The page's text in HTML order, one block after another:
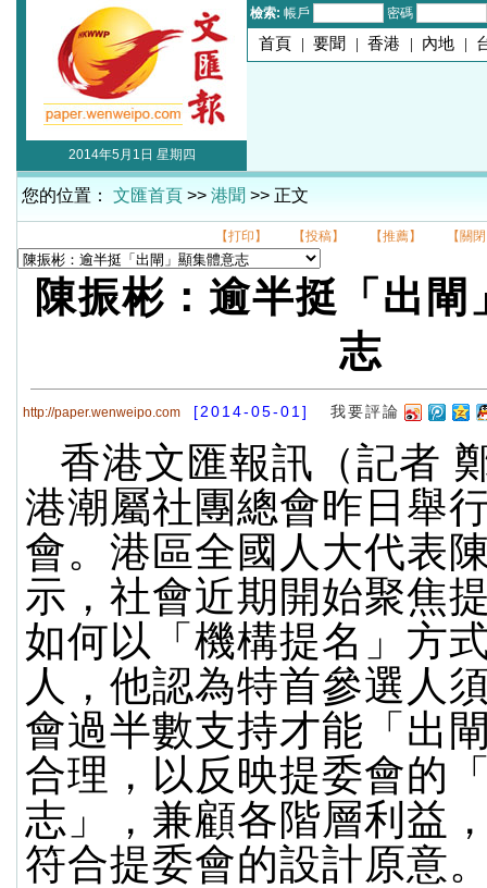
檢索: 帳戶 密碼
首頁 | 要聞 | 香港 | 內地 |
2014年5月1日 星期四
您的位置： 文匯首頁 >> 港聞 >> 正文
【打印】 【投稿】 【推薦】 【關
陳振彬：逾半挺「出閘
志
http://paper.wenweipo.com [2014-05-01] 我要評論
香港文匯報訊（記者
港潮屬社團總會昨日舉
會。港區全國人大代表
示，社會近期開始聚焦
如何以「機構提名」方
人，他認為特首參選人
會過半數支持才能「出
合理，以反映提委會的
志」，兼顧各階層利益
符合提委會的設計原意